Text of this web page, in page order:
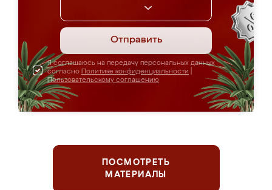
Отправить
Я соглашаюсь на передачу персональных данных
согласно Политике конфиденциальности
Пользовательскому соглашению
ПОСМОТРЕТЬ
МАТЕРИАЛЫ